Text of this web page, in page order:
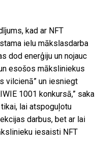
kad ar NFT
ielu mākslasdarba
dod enerģiju un nojauc
esošos māksliniekus
vilcienā” un iesniegt
1001 konkursā,” saka
lai atspoguļotu
darbus, bet ar lai
iesaisti NFT